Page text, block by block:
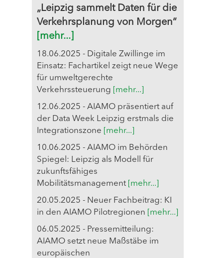
„Leipzig sammelt Daten für die
Verkehrsplanung von Morgen“
[mehr...]
18.06.2025 - Digitale Zwillinge im
Einsatz: Fachartikel zeigt neue Wege
für umweltgerechte
Verkehrssteuerung
[mehr...]
12.06.2025 - AIAMO präsentiert auf
der Data Week Leipzig erstmals die
Integrationszone
[mehr...]
10.06.2025 - AIAMO im Behörden
Spiegel: Leipzig als Modell für
zukunftsfähiges
Mobilitätsmanagement [mehr...]
20.05.2025 - Neuer Fachbeitrag: KI
in den AIAMO Pilotregionen
[mehr...]
06.05.2025 - Pressemitteilung:
AIAMO setzt neue Maßstäbe im
europäischen